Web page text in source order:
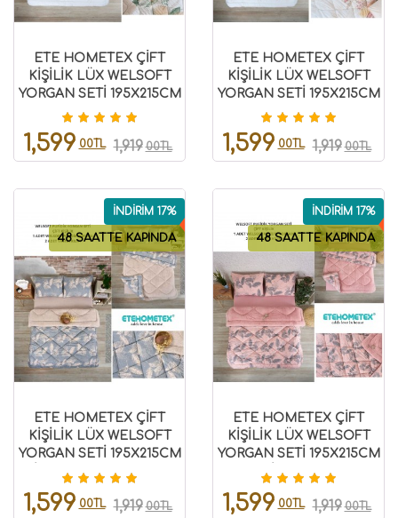
ETE HOMETEX ÇİFT
KİŞİLİK LÜX WELSOFT
YORGAN SETİ 195X215CM
ALENA BEJ
1,599 00TL 1,919 00TL
ETE HOMETEX ÇİFT
KİŞİLİK LÜX WELSOFT
YORGAN SETİ 195X215CM
ALENA PUDRA
1,599 00TL 1,919 00TL
48 SAATTE KAPINDA
İNDİRİM 17%
ETE HOMETEX ÇİFT
KİŞİLİK LÜX WELSOFT
YORGAN SETİ 195X215CM
ARİNA BEJ 8696474231861
1,599 00TL 1,919 00TL
48 SAATTE KAPINDA
İNDİRİM 17%
ETE HOMETEX ÇİFT
KİŞİLİK LÜX WELSOFT
YORGAN SETİ 195X215CM
ARİNA PUDRA
8696474231889
1,599 00TL 1,919 00TL